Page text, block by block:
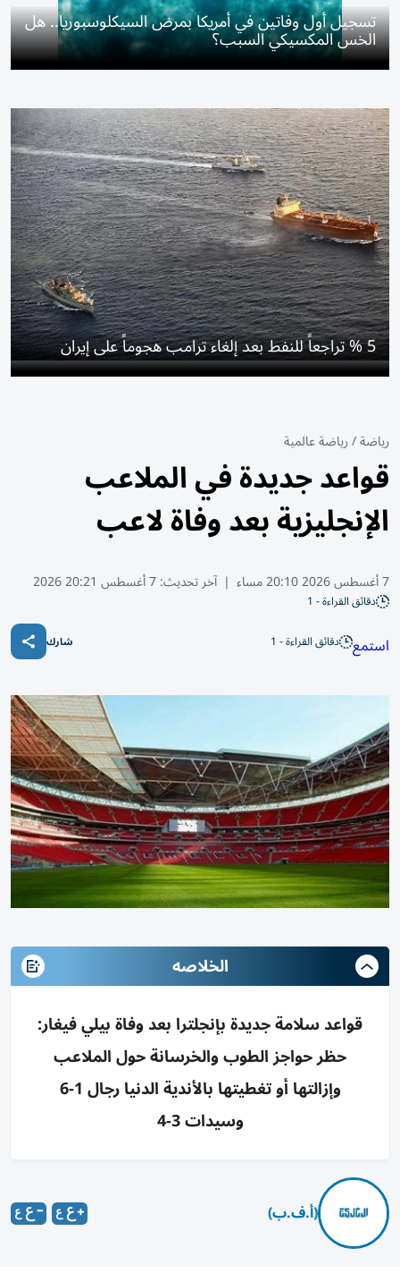
تسجيل أول وفاتين في أمريكا بمرض السيكلوسبوريا.. هل
الخس المكسيكي السبب؟
5 % تراجعاً للنفط بعد إلغاء ترامب هجوماً على إيران
رياضة/رياضة عالمية
قواعد جديدة في الملاعب
الإنجليزية بعد وفاة لاعب
7 أغسطس 2026 20:10 مساء | آخر تحديث:7 أغسطس 20:21 2026
دقائق القراءة - 1
استمع دقائق القراءة - 1 شارك
الخلاصه
قواعد سلامة جديدة بإنجلترا بعد وفاة بيلي فيغار:
حظر حواجز الطوب والخرسانة حول الملاعب
وإزالتها أو تغطيتها بالأندية الدنيا رجال 1-6
وسيدات 3-4
(أ.ف.ب)